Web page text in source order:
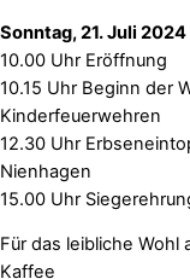
Sonntag, 21. Juli
10.00 Uhr Eröffnung
10.15 Uhr Beginn der
Kinderfeuerwehren
12.30 Uhr
Nienhagen
15.00 Uhr
Für das leibliche Wohl
Kaffee